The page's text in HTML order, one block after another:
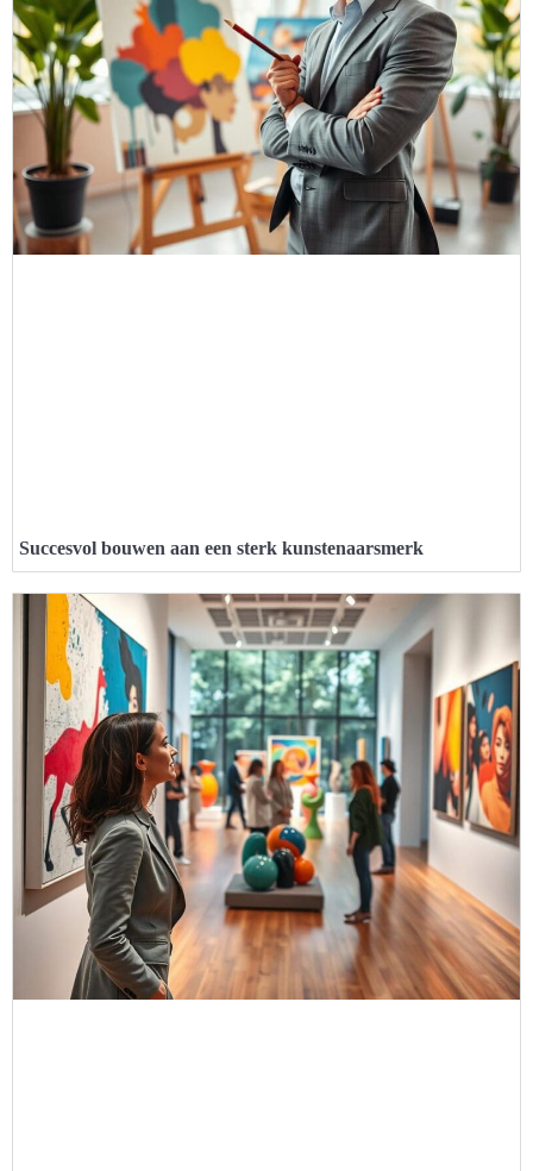
Succesvol bouwen aan een sterk kunstenaarsmerk